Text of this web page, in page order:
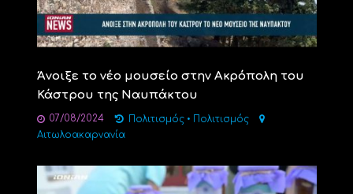
Άνοιξε το νέο μουσείο στην Ακρόπολη του
Κάστρου της Ναυπάκτου
07/08/2024 Πολιτισμός • Πολιτισμός
Αιτωλοακαρνανία